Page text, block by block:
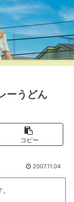
ーうどん
コピー
2007.11.04